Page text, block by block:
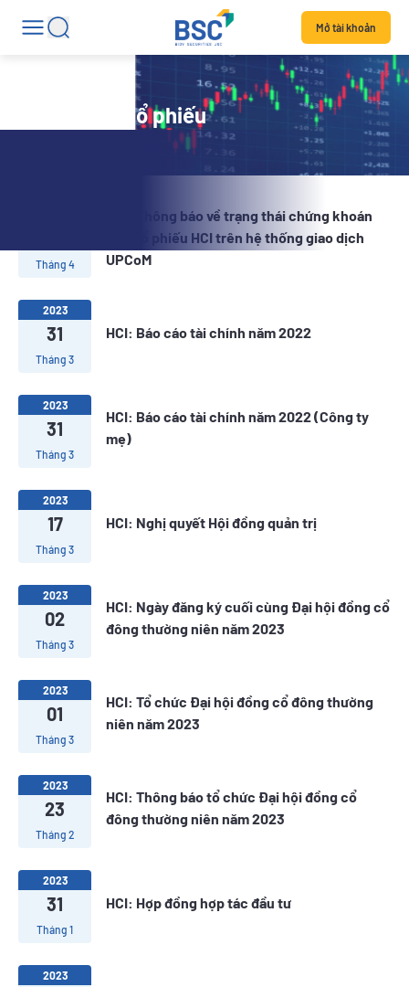
Mở tài khoản
Tin tức mã cổ phiếu
Tháng 4
HCI: Thông báo về trạng thái chứng khoán
của cổ phiếu HCI trên hệ thống giao dịch
UPCoM
2023
31
Tháng 3
HCI: Báo cáo tài chính năm 2022
2023
31
Tháng 3
HCI: Báo cáo tài chính năm 2022 (Công ty
mẹ)
2023
17
Tháng 3
HCI: Nghị quyết Hội đồng quản trị
2023
02
Tháng 3
HCI: Ngày đăng ký cuối cùng Đại hội đồng cổ
đông thường niên năm 2023
2023
01
Tháng 3
HCI: Tổ chức Đại hội đồng cổ đông thường
niên năm 2023
2023
23
Tháng 2
HCI: Thông báo tổ chức Đại hội đồng cổ
đông thường niên năm 2023
2023
31
Tháng 1
HCI: Hợp đồng hợp tác đầu tư
2023